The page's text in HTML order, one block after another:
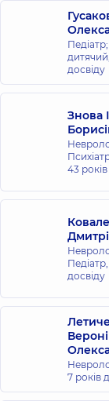
Таун
вул.
для
вул.
34-А,
для
вул.
дитячий,
досвіду
Знова
43
Педіатр,
досвіду
7 років